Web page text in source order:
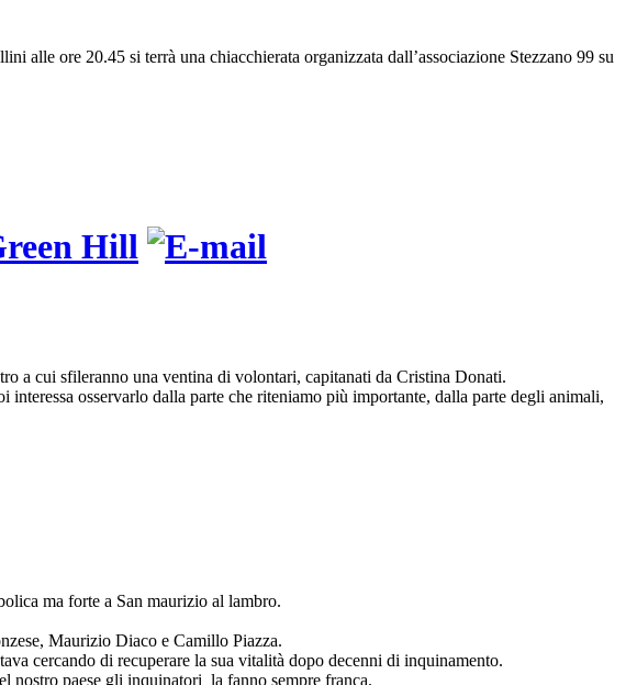
alle ore 20.45 si terrà una chiacchierata organizzata dall’associazione Stezzano 99 su
Hill
a cui sfileranno una ventina di volontari, capitanati da Cristina Donati.
osservarlo dalla parte che riteniamo più importante, dalla parte degli animali,
ma forte a San maurizio al lambro.
Maurizio Diaco e Camillo Piazza.
cercando di recuperare la sua vitalità dopo decenni di inquinamento.
nostro paese gli inquinatori la fanno sempre franca.